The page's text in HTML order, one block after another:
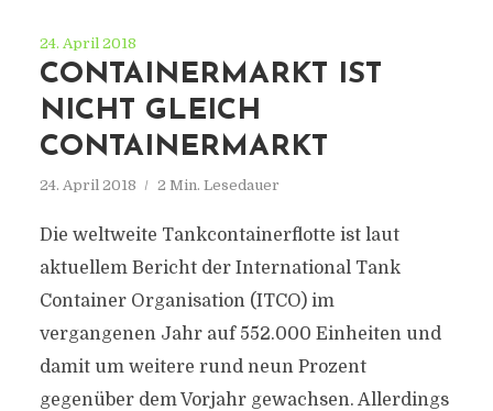
24. April 2018
CONTAINERMARKT IST
NICHT GLEICH
CONTAINERMARKT
24. April 2018 2 Min. Lesedauer
Die weltweite Tankcontainerflotte ist laut
aktuellem Bericht der International Tank
Container Organisation (ITCO) im
vergangenen Jahr auf 552.000 Einheiten und
damit um weitere rund neun Prozent
gegenüber dem Vorjahr gewachsen. Allerdings